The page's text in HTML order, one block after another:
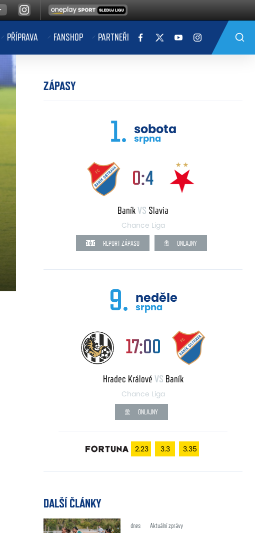
PŘÍPRAVA FANSHOP PARTNEŘI
ZÁPASY
1. sobota
srpna
0:4
BaníkVS Slavia
Chance Liga
REPORT ZÁPASU ONLAJNY
9. neděle
srpna
17:00
Hradec Králové VS Baník
Chance Liga
ONLAJNY
2.23 3.3 3.35
DALŠÍ ČLÁNKY
dnes Aktuální zprávy